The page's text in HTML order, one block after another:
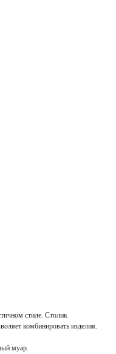
стиле. Столик
комбинировать изделия.
муар.